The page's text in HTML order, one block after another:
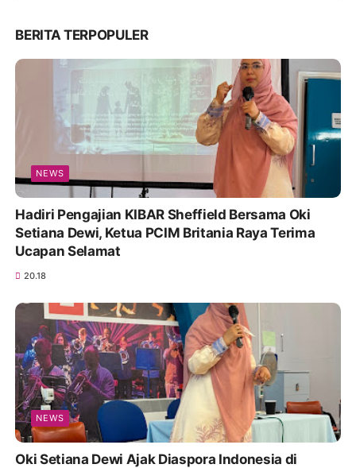
BERITA TERPOPULER
NEWS
Hadiri Pengajian KIBAR Sheffield Bersama Oki
Setiana Dewi, Ketua PCIM Britania Raya Terima
Ucapan Selamat
20.18
NEWS
Oki Setiana Dewi Ajak Diaspora Indonesia di